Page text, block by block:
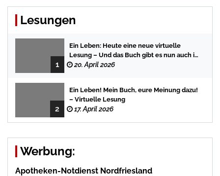
Lesungen
1
Ein Leben: Heute eine neue virtuelle
Lesung – Und das Buch gibt es nun auch in
der Bredstedter Stadtbuchhandlung
20. April 2026
2
Ein Leben! Mein Buch, eure Meinung dazu!
– Virtuelle Lesung
17. April 2026
Werbung:
Apotheken-Notdienst Nordfriesland